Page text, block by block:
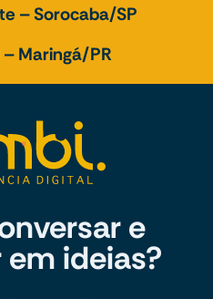
– Sorocaba/SP
– Maringá/PR
e
ideias?